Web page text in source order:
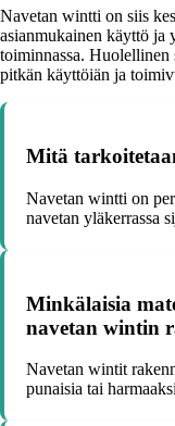
Navetan wintti on siis
asianmukainen käyttö ja
toiminnassa.
pitkän käyttöiän ja
Mitä
Navetan wintti on
navetan yläkerrassa
Minkälaisia
navetan wintin
Navetan wintit
punaisia tai